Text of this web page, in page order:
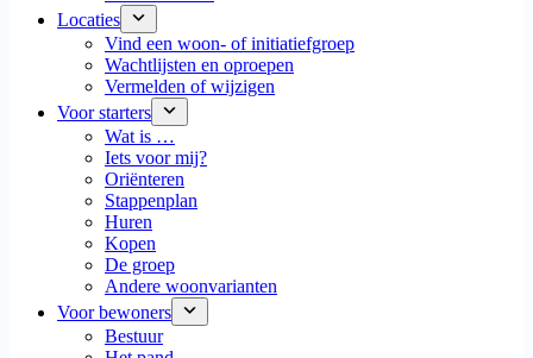
Locaties
Vind een woon- of initiatiefgroep
Wachtlijsten en oproepen
Vermelden of wijzigen
Voor starters
Wat is …
Iets voor mij?
Oriënteren
Stappenplan
Huren
Kopen
De groep
Andere woonvarianten
Voor bewoners
Bestuur